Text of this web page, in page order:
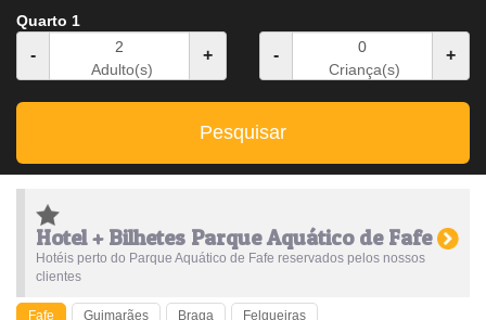
Quarto 1
-
Adulto(s)
+ -
Criança(s)
+
Pesquisar
Hotel + Bilhetes Parque Aquático de Fafe
Hotéis perto do Parque Aquático de Fafe reservados pelos nossos
clientes
Fafe Guimarães Braga Felgueiras